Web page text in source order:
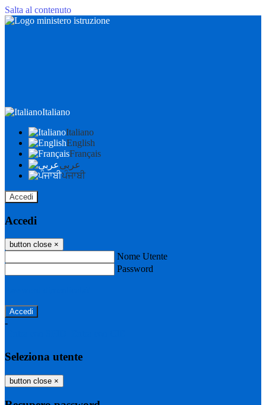
Salta al contenuto
Italiano
Italiano
English
Français
عربى
ਪੰਜਾਬੀ
Accedi
Accedi
button close ×
Nome Utente
Password
-
Seleziona utente
button close ×